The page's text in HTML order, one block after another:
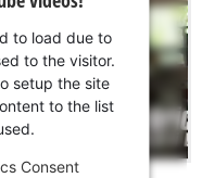
to load due to
to the visitor.
setup the site
to the list
Consent